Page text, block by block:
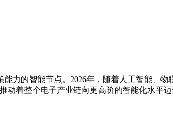
力的智能节点。2026年，随着人工智能、
着整个电子产业链向更高阶的智能化水平